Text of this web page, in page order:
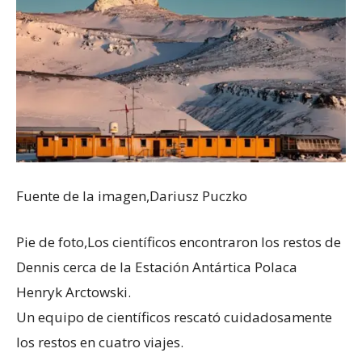
Fuente de la imagen,Dariusz Puczko
Pie de foto,Los científicos encontraron los restos de
Dennis cerca de la Estación Antártica Polaca
Henryk Arctowski.
Un equipo de científicos rescató cuidadosamente
los restos en cuatro viajes.